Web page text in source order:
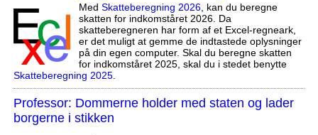
Med Skatteberegning 2026, kan du beregne
skatten for indkomståret 2026. Da
skatteberegneren har form af et Excel-regneark,
er det muligt at gemme de indtastede oplysninger
på din egen computer. Skal du beregne skatten
for indkomståret 2025, skal du i stedet benytte
Skatteberegning 2025.
Professor: Dommerne holder med staten og lader
borgerne i stikken